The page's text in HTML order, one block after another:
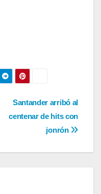
Santander arribó al
centenar de hits con
jonrón